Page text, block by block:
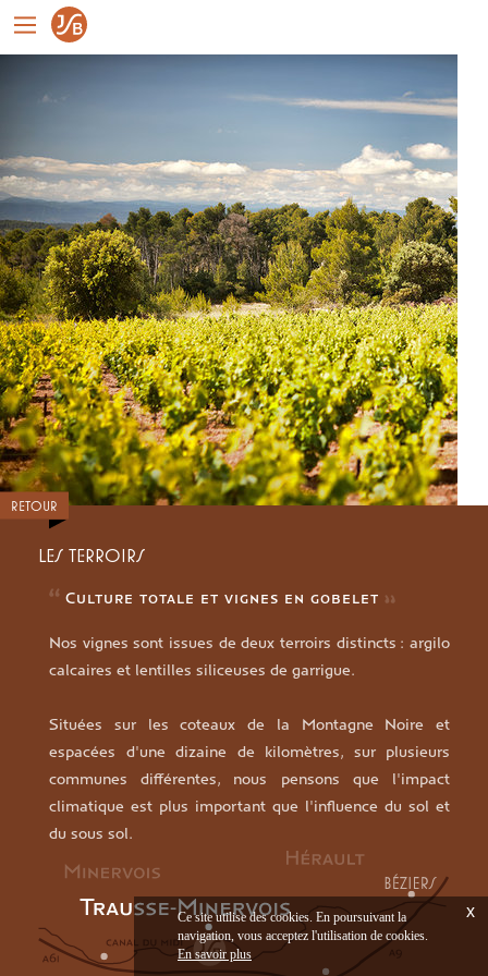
RETOUR
LES TERROIRS
Culture totale et vignes en gobelet
Nos vignes sont issues de deux terroirs distincts : argilo
calcaires et lentilles siliceuses de garrigue.
Situées sur les coteaux de la Montagne Noire et
espacées d'une dizaine de kilomètres, sur plusieurs
communes différentes, nous pensons que l'impact
climatique est plus important que l'influence du sol et
du sous sol.
Ce site utilise des cookies. En poursuivant la
navigation, vous acceptez l'utilisation de cookies.
En savoir plus
x